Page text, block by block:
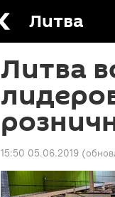
Литва
Литва
15:50 05.06.2019